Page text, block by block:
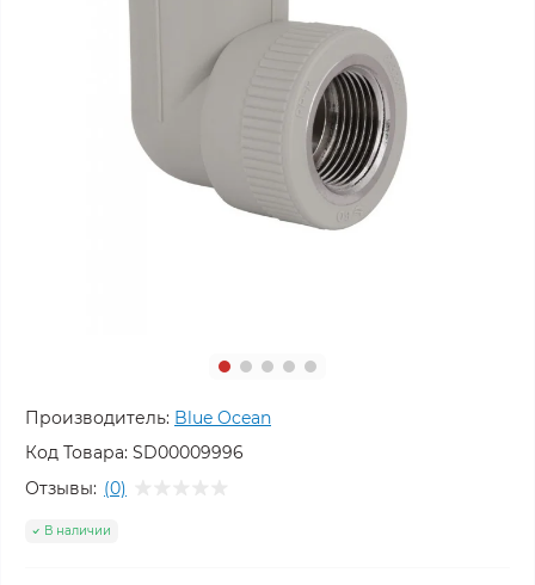
Производитель: Blue Ocean
Код Товара: SD00009996
Отзывы: (0)
В наличии